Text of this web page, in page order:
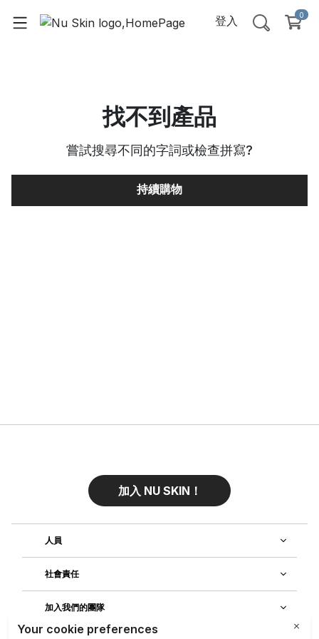
登入 0
找不到產品
嘗試搜尋不同的字詞或檢查拼寫?
持續購物
加入 NU SKIN！
人員
社會責任
加入我們的團隊